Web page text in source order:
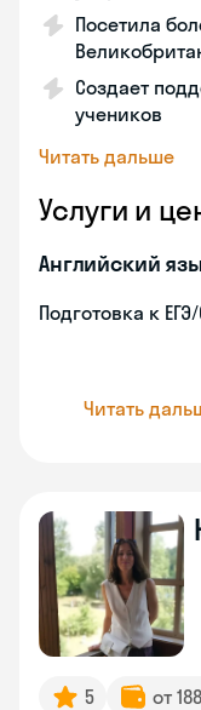
Посетила
Создает
учеников
Читать дальше
Услуги и
Английский
Подготовка к
Читать
5 от